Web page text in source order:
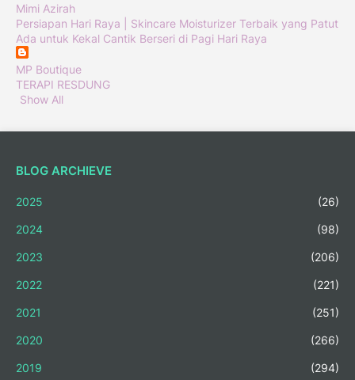
Mimi Azirah
Persiapan Hari Raya | Skincare Moisturizer Terbaik yang Patut
Ada untuk Kekal Cantik Berseri di Pagi Hari Raya
MP Boutique
TERAPI RESDUNG
Show All
BLOG ARCHIEVE
2025 (26)
2024 (98)
2023 (206)
2022 (221)
2021 (251)
2020 (266)
2019 (294)